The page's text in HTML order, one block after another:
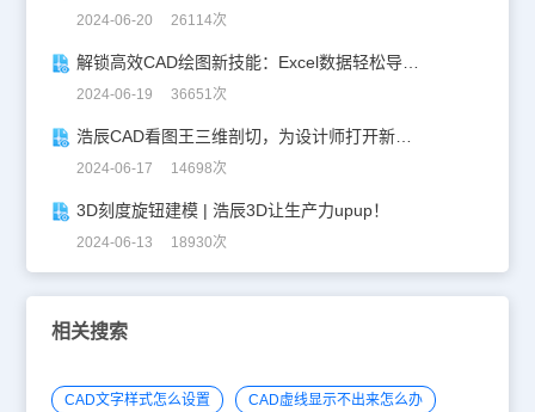
2024-06-20 26114次
解锁高效CAD绘图新技能：Excel数据轻松导入CAD
2024-06-19 36651次
浩辰CAD看图王三维剖切，为设计师打开新世界的大门！
2024-06-17 14698次
3D刻度旋钮建模 | 浩辰3D让生产力upup！
2024-06-13 18930次
相关搜索
CAD文字样式怎么设置 CAD虚线显示不出来怎么办